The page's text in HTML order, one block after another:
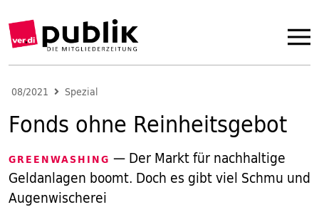
08/2021 Spezial
Fonds ohne Reinheitsgebot
GREENWASHING — Der Markt für nachhaltige
Geldanlagen boomt. Doch es gibt viel Schmu und
Augenwischerei